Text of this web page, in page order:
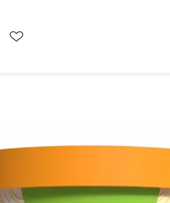
חלב ושמנת שוקולד, חטיפים, חלבון